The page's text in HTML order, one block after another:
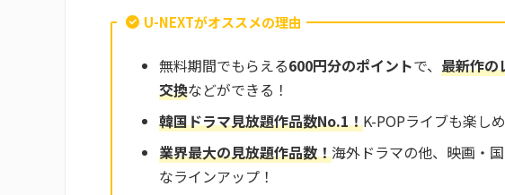
U-NEXTがオススメの理由
無料期間でもらえる600円分のポイントで、 最新作の
交換などができる！
韓国ドラマ見放題作品数No.1！K-POPライブも楽し
業界最大の見放題作品数！海外ドラマの他、映画・
なラインアップ！